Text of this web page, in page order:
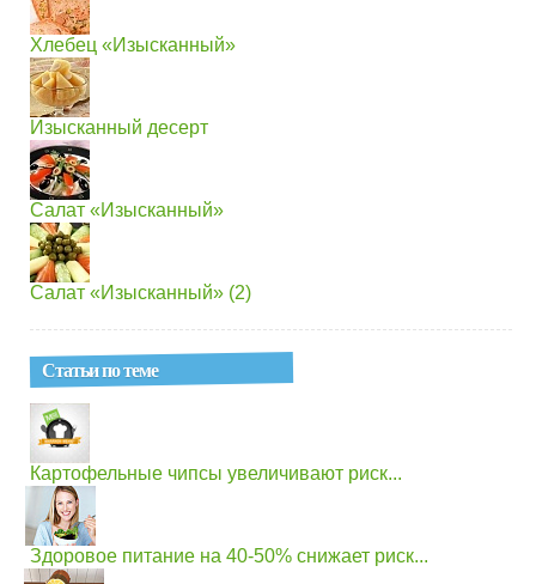
Хлебец «Изысканный»
Изысканный десерт
Салат «Изысканный»
Салат «Изысканный» (2)
Статьи по теме
Картофельные чипсы увеличивают риск...
Здоровое питание на 40-50% снижает риск...